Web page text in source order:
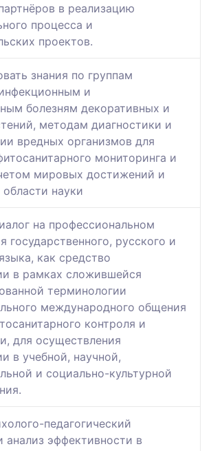
в реализацию
процесса и
проектов.
знания по группам
и
болезням декоративных и
методам диагностики и
вредных организмов для
мониторинга и
мировых достижений и
науки
на профессиональном
государственного, русского и
как средство
в рамках сложившейся
терминологии
международного общения
контроля и
для осуществления
в учебной, научной,
и социально-культурной
педагогический
анализ эффективности в